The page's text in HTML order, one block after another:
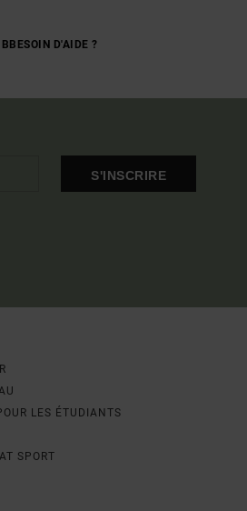
BBESOIN D'AIDE ?
S'INSCRIRE
LES ÉTUDIANTS
SPORT